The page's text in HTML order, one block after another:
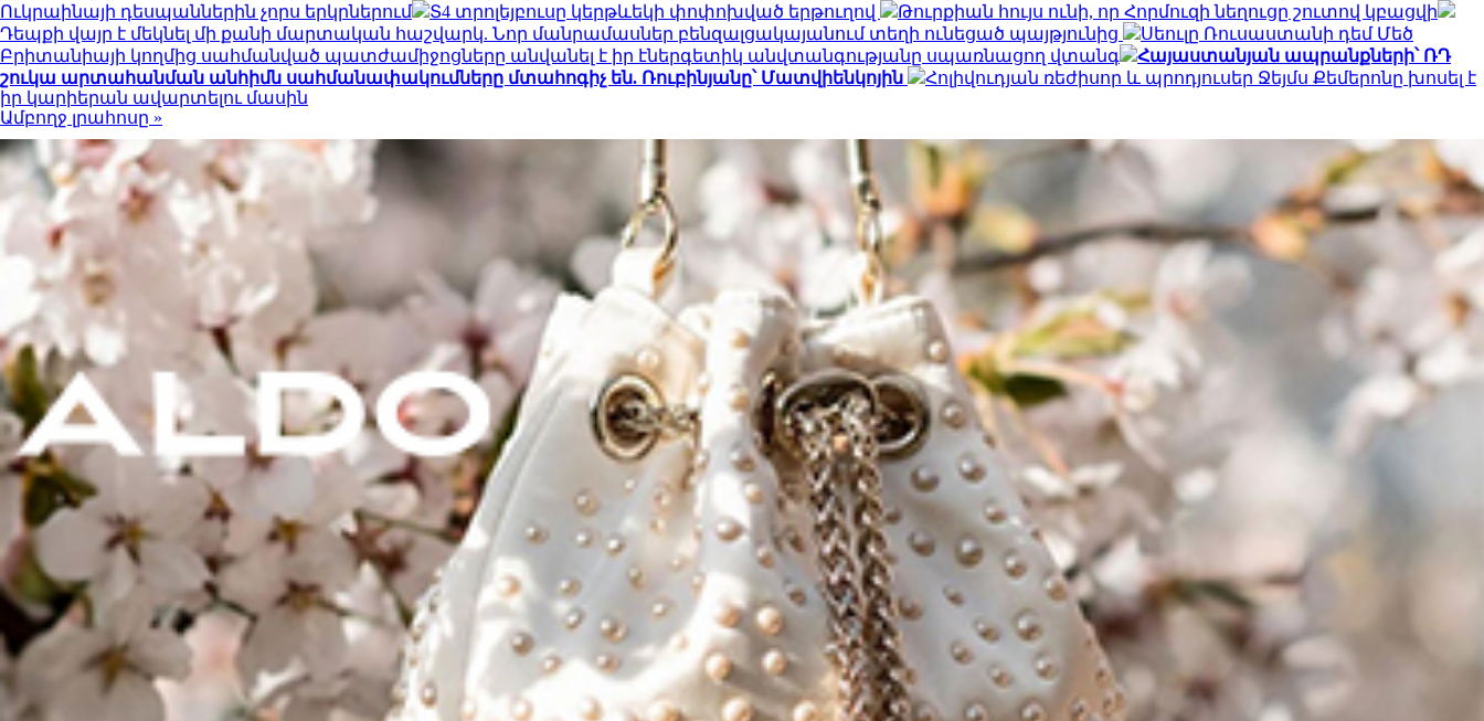
Ուկրաինայի դեսպաններին չորս երկրներում
Տ4 տրոլեյբուսը կերթևեկի փոփոխված երթուղով
Թուրքիան հույս ունի, որ Հորմուզի նեղուցը շուտով կբացվի
Դեպքի վայր է մեկնել մի քանի մարտական հաշվարկ. Նոր մանրամասներ բենզալցակայանում տեղի ունեցած պայթյունից
Սեուլը Ռուսաստանի դեմ Մեծ
Բրիտանիայի կողմից սահմանված պատժամիջոցները անվանել է իր էներգետիկ անվտանգությանը սպառնացող վտանգ
Հայաստանյան ապրանքների՝ ՌԴ
շուկա արտահանման անհիմն սահմանափակումները մտահոգիչ են. Ռուբինյանը՝ Մատվիենկոյին
Հոլիվուդյան ռեժիսոր և պրոդյուսեր Ջեյմս Քեմերոնը խոսել է
իր կարիերան ավարտելու մասին
Ամբողջ լրահոսը »